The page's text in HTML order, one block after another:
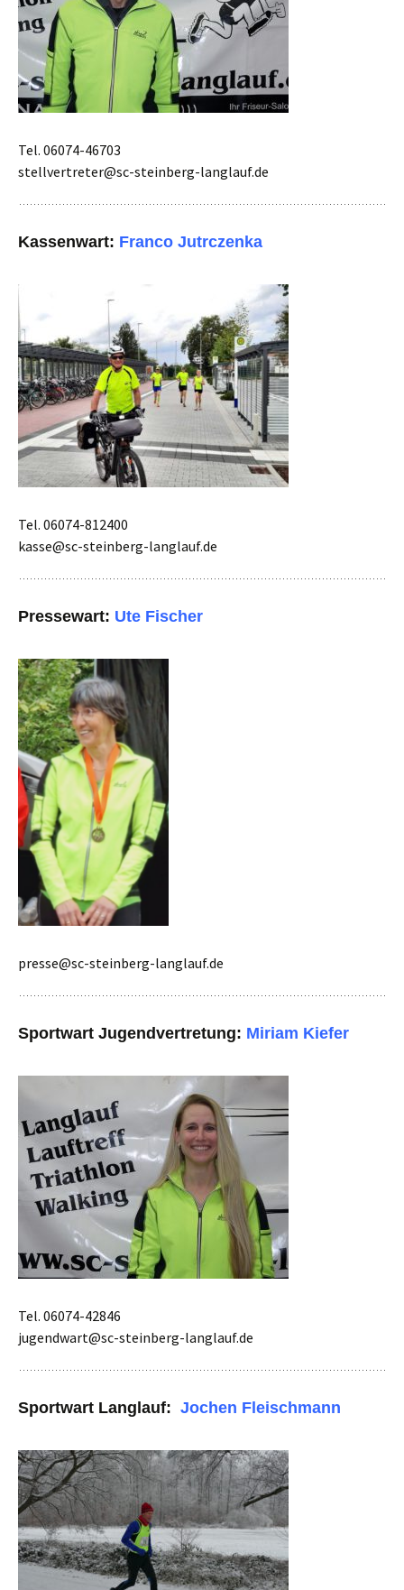
Tel. 06074-46703
stellvertreter@sc-steinberg-langlauf.de
Kassenwart: Franco Jutrczenka
Tel. 06074-812400
kasse@sc-steinberg-langlauf.de
Pressewart: Ute Fischer
presse@sc-steinberg-langlauf.de
Sportwart Jugendvertretung: Miriam Kiefer
Tel. 06074-42846
jugendwart@sc-steinberg-langlauf.de
Sportwart Langlauf: Jochen Fleischmann